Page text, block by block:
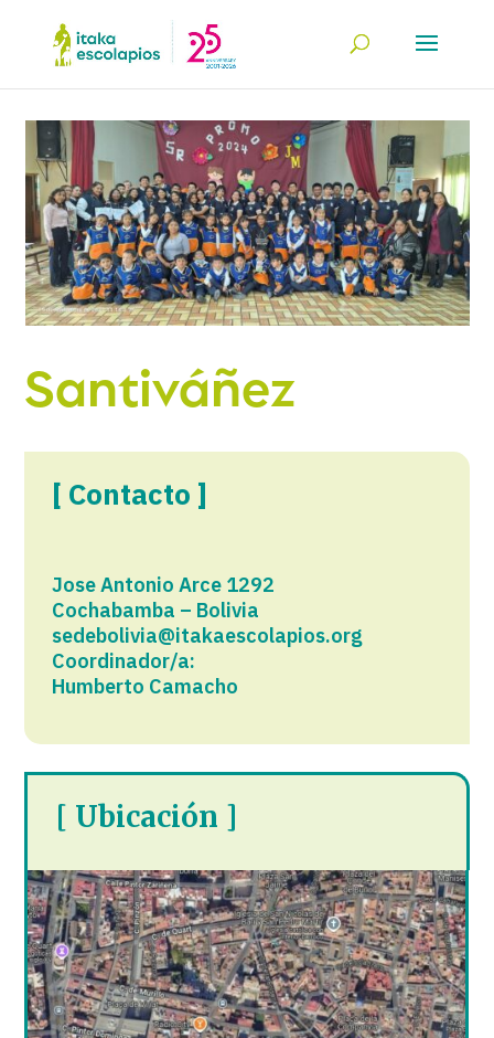
Santiváñez
[ Contacto ]
Jose Antonio Arce 1292
Cochabamba – Bolivia
sedebolivia@itakaescolapios.org
Coordinador/a:
Humberto Camacho
[ Ubicación ]